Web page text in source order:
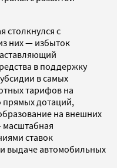
столкнулся с
них — избыток
в поддержку
в самых
тарифов на
дотаций,
на внешних
ставок
выдаче автомобильных